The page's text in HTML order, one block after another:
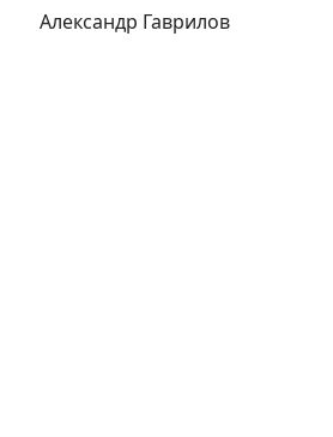
Александр Гаврилов